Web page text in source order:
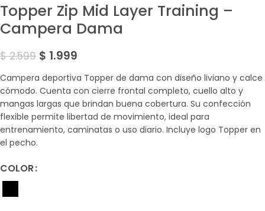
Topper Zip Mid Layer Training –
Campera Dama
$2.599 $ 1.999
Campera deportiva Topper de dama con diseño liviano y calce
cómodo. Cuenta con cierre frontal completo, cuello alto y
mangas largas que brindan buena cobertura. Su confección
flexible permite libertad de movimiento, ideal para
entrenamiento, caminatas o uso diario. Incluye logo Topper en
el pecho.
COLOR